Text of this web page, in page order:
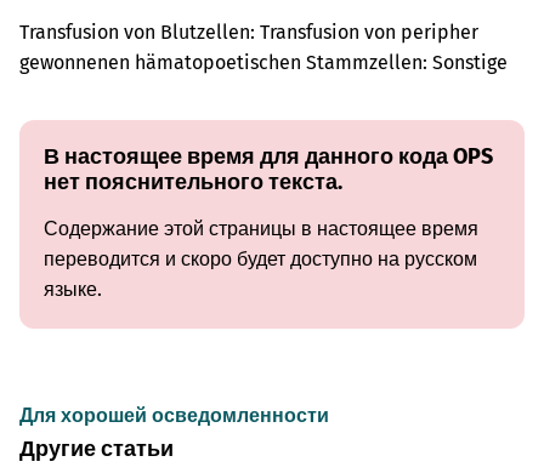
Transfusion von Blutzellen: Transfusion von peripher
gewonnenen hämatopoetischen Stammzellen: Sonstige
В настоящее время для данного кода OPS
нет пояснительного текста.
Содержание этой страницы в настоящее время
переводится и скоро будет доступно на русском
языке.
Для хорошей осведомленности
Другие статьи